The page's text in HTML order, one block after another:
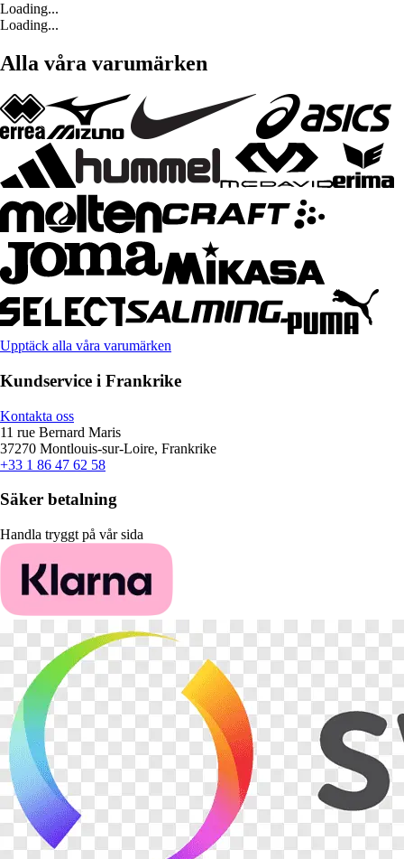
Loading...
Loading...
Alla våra varumärken
Upptäck alla våra varumärken
Kundservice i Frankrike
Kontakta oss
11 rue Bernard Maris
37270 Montlouis-sur-Loire, Frankrike
+33 1 86 47 62 58
Säker betalning
Handla tryggt på vår sida